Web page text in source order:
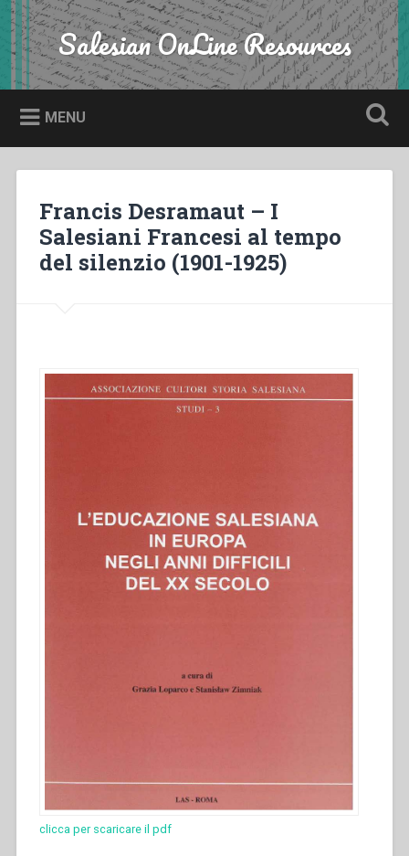
Skip
to
content
Search Salesian OnLine Resources
MENU
Francis Desramaut – I
Salesiani Francesi al tempo
del silenzio (1901-1925)
clicca per scaricare il pdf